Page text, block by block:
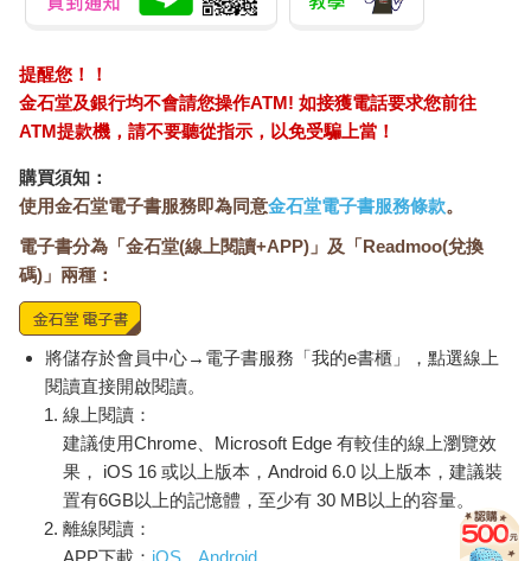
人體的免疫系統。可是大腦並不關心你會因此更容易感染新冠肺
活下去才是當務之急，飄渺的未來以後再說。
此外，大腦會引導你尋找有獎勵的活動。龐大的神經元網絡利用
多巴胺和腦內啡來產生愉悅的感覺，這種感覺可以透過食用美味
的食物、做愛、運動、吸食古柯鹼之類的毒品或其他愉快經歷來
引發。大腦的這個特性也解釋了為什麼有人即使不想喝咖啡、吃
零食，也會走去員工休息室做這些事。他們真正的目的其實是為
了拖延乏味的任務，不想整理老闆那張龐雜無章的工作表。快樂
總是贏過無聊，這是千古不變的道理。
青少年特別容易拖延。我在多年的學術生涯中就見過太多學生因
為熬夜而疲憊不堪，導致考試失利的例子。學生們在學期間不好
好讀書，又抗拒不了派對、打電動或跟朋友消磨時光的誘惑，這
不難理解，畢竟他們的大腦前額葉（這個腦區讓人能夠將行動與
未來的獎懲連結起來）仍在發育中。
要克服拖延的習慣，就必須找到比休息喝咖啡或社交更具獎勵性
的實體或事件，然後將之與任務連結起來。
請記住，習慣永遠不會消失，只是換成新習慣後被推到大腦深處
而已。當情緒有劇烈波動時，壞習慣往往又會捲土重來，這是因
為人類大腦天生就偏愛熟悉的事物所致。「小心駛得萬年船」是
大腦奉為圭臬的座右銘。
提醒您！！
金石堂及銀行均不會請您操作ATM! 如接獲電話要求您前往
ATM提款機，請不要聽從指示，以免受騙上當！
購買須知：
使用金石堂電子書服務即為同意金石堂電子書服務條款。
電子書分為「金石堂(線上閱讀+APP)」及「Readmoo(兌換
碼)」兩種：
將儲存於會員中心→電子書服務「我的e書櫃」，點選線上
閱讀直接開啟閱讀。
線上閱讀：
建議使用Chrome、Microsoft Edge 有較佳的線上瀏覽效
果， iOS 16 或以上版本，Android 6.0 以上版本，建議裝
置有6GB以上的記憶體，至少有 30 MB以上的容量。
離線閱讀：